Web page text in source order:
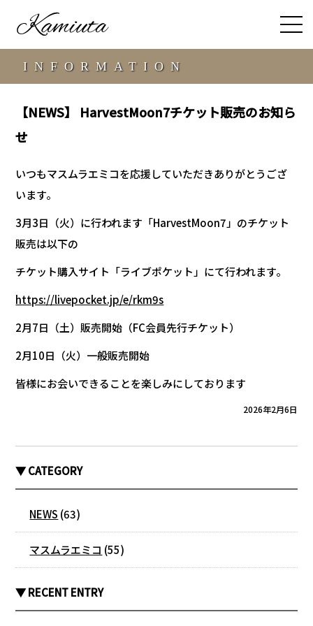
INFORMATION
【NEWS】 HarvestMoon7チケット販売のお知ら
せ
いつもマスムラエミコを応援していただきありがとうござ
います。
3月3日（火）に行われます「HarvestMoon7」のチケット
販売は以下の
チケット購入サイト「ライブポケット」にて行われます。
https://livepocket.jp/e/rkm9s
2月7日（土）販売開始（FC会員先行チケット）
2月10日（火）一般販売開始
皆様にお会いできることを楽しみにしております
2026年2月6日
▼ CATEGORY
NEWS (63)
マスムラエミコ (55)
▼ RECENT ENTRY